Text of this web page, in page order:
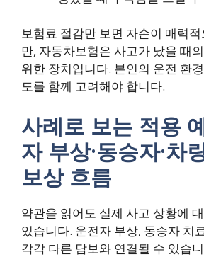
보험료 절감만 보면 자손이 매력
만, 자동차보험은 사고가 났을 때
위한 장치입니다. 본인의 운전 환
도를 함께 고려해야 합니다.
사례로 보는 적용
자 부상·동승자·차
보상 흐름
약관을 읽어도 실제 사고 상황에
있습니다. 운전자 부상, 동승자 치
각각 다른 담보와 연결될 수 있습